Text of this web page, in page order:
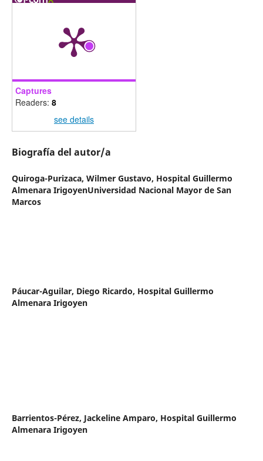
Captures
Readers: 8
see details
Biografía del autor/a
Quiroga-Purizaca, Wilmer Gustavo, Hospital Guillermo
Almenara IrigoyenUniversidad Nacional Mayor de San
Marcos
Páucar-Aguilar, Diego Ricardo, Hospital Guillermo
Almenara Irigoyen
Barrientos-Pérez, Jackeline Amparo, Hospital Guillermo
Almenara Irigoyen